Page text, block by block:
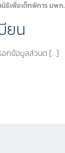
ธิเพื่อเด็กพิการ มพก.
ยน
รอกข้อมูลส่วนต […]